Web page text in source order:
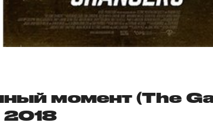
момент (The
2018